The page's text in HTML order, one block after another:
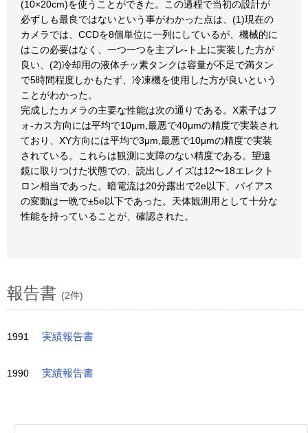
(10×20cm)を使うことができた。この過程で当初の設計が
必ずしも最良ではないという事がわかった点は、(1)現在の
カメラでは、CCDを8個単位に一列にしているが、機械的に
はこの必要はなく、一つ一つを主プレ-ト上に実装した方が
良い、(2)冷却用の液体チッ素タンクは容量が不足で満タン
で5時間程度しかもたず、冷凍機を使用した方が良いという
ことがわかった。
完成したカメラの主要な性能は次の通りである。X素子はフ
ォ-カス方向には平均で10μm,最悪で40μmの精度で実装され
ており、XY方向には平均で3μm,最悪で10μmの精度で実装
されている。これらは観測に支障のない精度である。望遠
鏡に取りつけた状態での、読出しノイズは12〜18エレクト
ロン相当であった。暗電流は20分露出で2e以下、バイアス
の変動は一晩で±5e以下であった。天体観測用として十分な
性能を持っていることが、確認された。
報告書 (2件)
1991 実績報告書
1990 実績報告書